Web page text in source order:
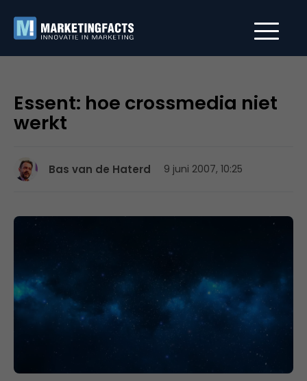
Essent: hoe crossmedia niet
werkt
Bas van de Haterd 9 juni 2007, 10:25